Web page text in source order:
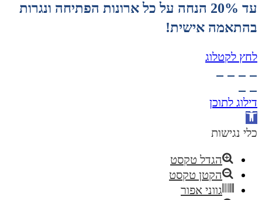
עד 20% הנחה על כל ארונות הפתיחה ונגרות
בהתאמה אישית!
לחץ לקטלוג
דילוג לתוכן
פתח
סרגל
כלי נגישות
הגדל טקסט
הקטן טקסט
גווני אפור